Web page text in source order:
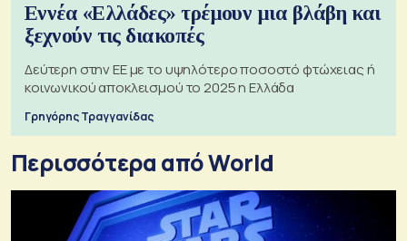
Εννέα «Ελλάδες» τρέμουν μια βλάβη και
ξεχνούν τις διακοπές
Δεύτερη στην ΕΕ με το υψηλότερο ποσοστό φτώχειας ή
κοινωνικού αποκλεισμού το 2025 η Ελλάδα
Γρηγόρης Τραγγανίδας
Περισσότερα από World